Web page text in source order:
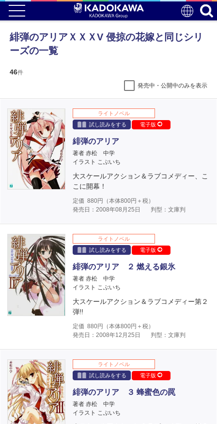
緋弾のアリアＸＸＸV 侵掠の花嫁と同じシリ
ーズの一覧
46件
発売中・公開中のみを表示
ライトノベル
試し読みをする
電子版
緋弾のアリア
著者 赤松 中学
イラスト こぶいち
大スケールアクション＆ラブコメディー、こ
こに開幕！
定価 880円（本体800円＋税）
発売日：2008年08月25日
判型：文庫判
ライトノベル
試し読みをする
電子版
緋弾のアリア ２ 燃える銀氷
著者 赤松 中学
イラスト こぶいち
大スケールアクション＆ラブコメディー第２
弾!!
定価 880円（本体800円＋税）
発売日：2008年12月25日
判型：文庫判
ライトノベル
試し読みをする
電子版
緋弾のアリア ３ 蜂蜜色の罠
著者 赤松 中学
イラスト こぶいち